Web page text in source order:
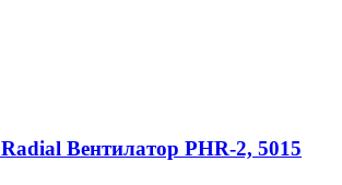
Radial Вентилатор PHR-​2, 5015